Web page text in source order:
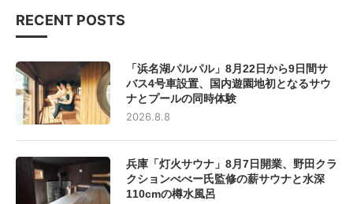
RECENT POSTS
「浜名湖パルパル」8月22日から9日間サ
バス4号車設置、国内遊園地初となるサウ
ナとプールの同時体験
2026.8.8
兵庫「灯火サウナ」8月7日開業、野田クラ
クションべべー氏監修の薪サウナと水深
110cmの樽水風呂